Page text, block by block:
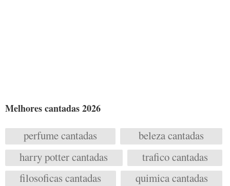
Melhores cantadas 2026
perfume cantadas
beleza cantadas
harry potter cantadas
trafico cantadas
filosoficas cantadas
quimica cantadas